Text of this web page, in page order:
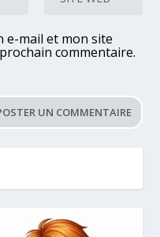
e-mail et mon site
commentaire.